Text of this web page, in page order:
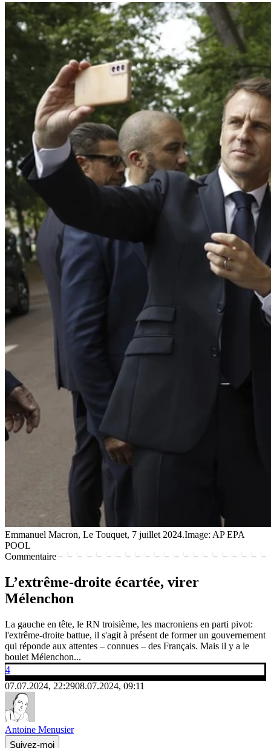
Emmanuel Macron, Le Touquet, 7 juillet 2024.Image: AP EPA
POOL
Commentaire
L’extrême-droite écartée, virer
Mélenchon
La gauche en tête, le RN troisième, les macroniens en parti pivot:
l'extrême-droite battue, il s'agit à présent de former un gouvernement
qui réponde aux attentes – connues – des Français. Mais il y a le
boulet Mélenchon...
4
07.07.2024, 22:2908.07.2024, 09:11
Antoine Menusier
Suivez-moi